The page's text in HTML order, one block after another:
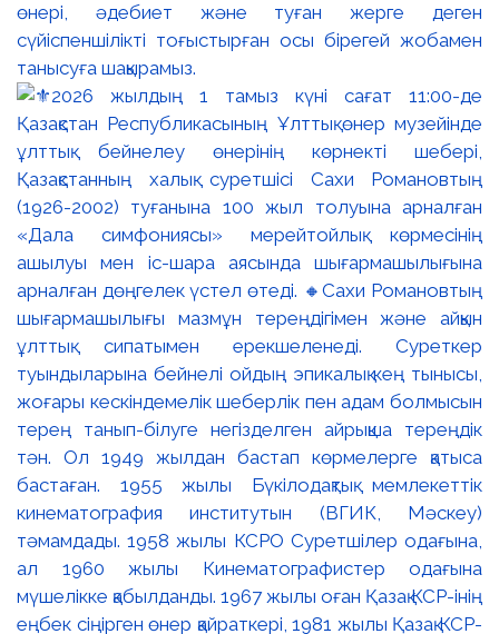
өнері, әдебиет және туған жерге деген
сүйіспеншілікті тоғыстырған осы бірегей жобамен
танысуға шақырамыз.